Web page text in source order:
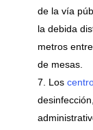
de la vía
la debida
metros
de mesas.
Los